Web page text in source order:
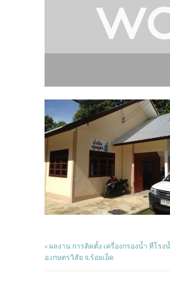
« ผลงาน การติดตั้ง เครื่องกรองน้ำ ที่โรง
อ.เกษตรวิสัย จ.ร้อยเอ็ด